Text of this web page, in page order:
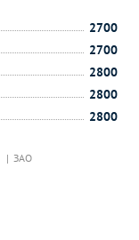
ЗАО
2700
2700
2800
2800
2800